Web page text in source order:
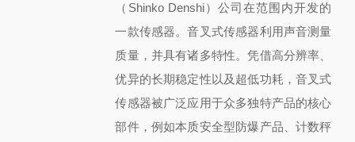
（Shinko Denshi）公司在范围内开发的
一款传感器。音叉式传感器利用声音测量
质量，并具有诸多特性。凭借高分辨率、
优异的长期稳定性以及超低功耗，音叉式
传感器被广泛应用于众多独特产品的核心
部件，例如本质安全型防爆产品、计数秤